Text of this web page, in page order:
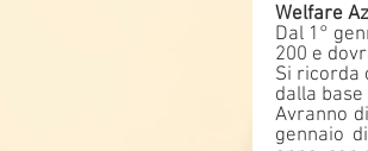
Welfare
Dal 1°
200 e
Si ricorda
dalla
Avranno
gennaio